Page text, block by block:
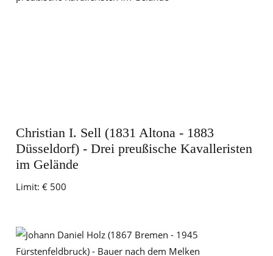
Christian I. Sell (1831 Altona - 1883
Düsseldorf) - Drei preußische Kavalleristen
im Gelände
Limit: € 500